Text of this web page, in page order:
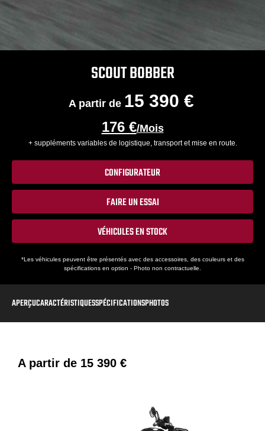
SCOUT BOBBER
A partir de 15 390 €
176 €/Mois
+ suppléments variables de logistique, transport et mise en route.
CONFIGURATEUR
FAIRE UN ESSAI
VÉHICULES EN STOCK
*Les véhicules peuvent être présentés avec des accessoires, des couleurs et des
spécifications en option - Photo non contractuelle.
APERÇUCARACTÉRISTIQUESSPÉCIFICATIONSPHOTOS
A partir de 15 390 €